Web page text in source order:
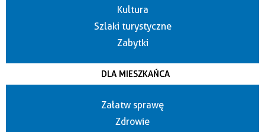
Kultura
Szlaki turystyczne
Zabytki
DLA MIESZKAŃCA
Załatw sprawę
Zdrowie